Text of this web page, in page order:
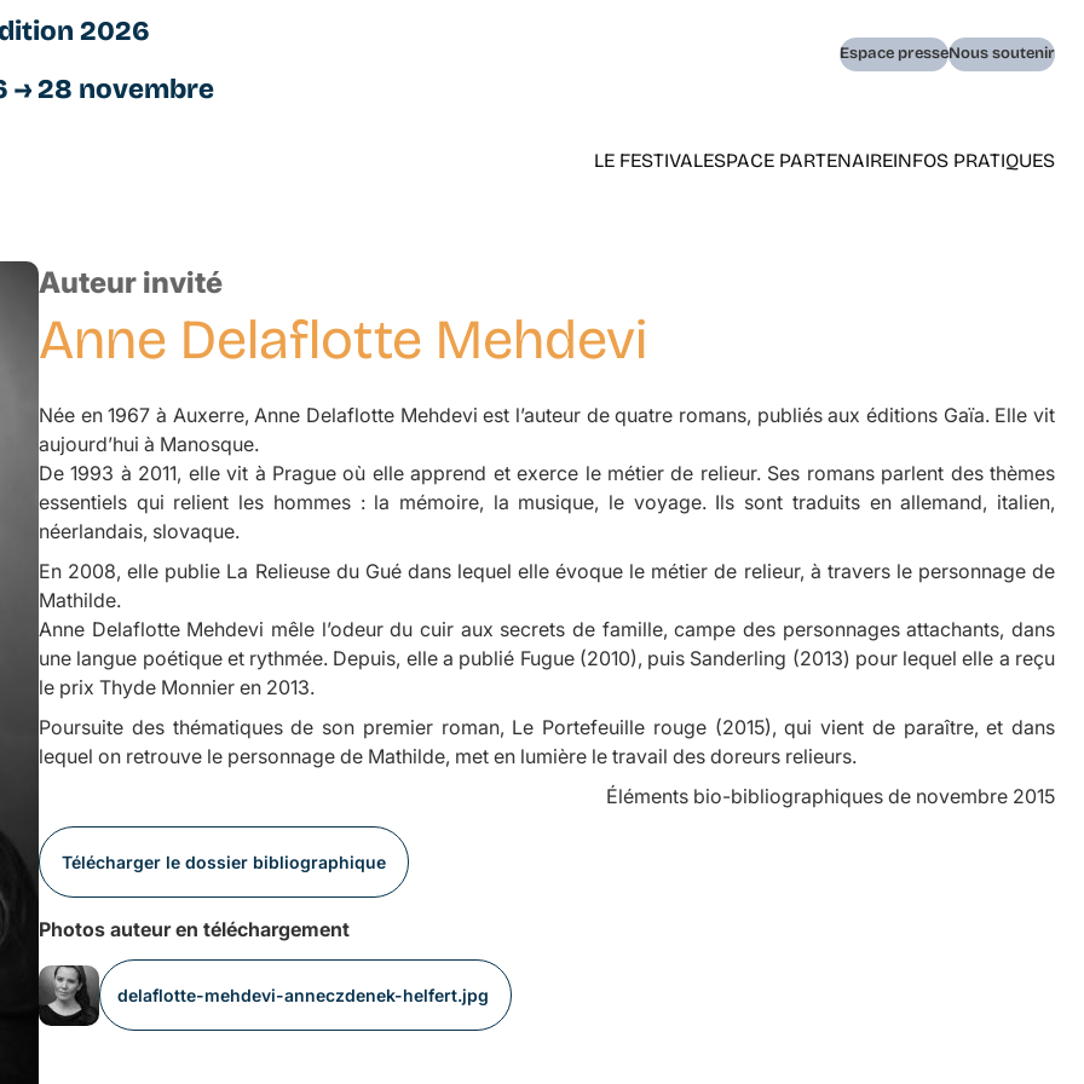
2026
→ 28 novembre
Navigation
LE FESTIVALESPACE PARTENAIREINFOS PRATIQUES
Navigation
Espace presseNous soutenir
Auteur invité
Anne Delaflotte Mehdevi
Née en 1967 à Auxerre, Anne Delaflotte Mehdevi est l’auteur de quatre romans, publiés aux éditions Gaïa. Elle vit
aujourd’hui à Manosque.
De 1993 à 2011, elle vit à Prague où elle apprend et exerce le métier de relieur. Ses romans parlent des thèmes
essentiels qui relient les hommes : la mémoire, la musique, le voyage. Ils sont traduits en allemand, italien,
néerlandais, slovaque.
En 2008, elle publie La Relieuse du Gué dans lequel elle évoque le métier de relieur, à travers le personnage de
Mathilde.
Anne Delaflotte Mehdevi mêle l’odeur du cuir aux secrets de famille, campe des personnages attachants, dans
une langue poétique et rythmée. Depuis, elle a publié Fugue (2010), puis Sanderling (2013) pour lequel elle a reçu
le prix Thyde Monnier en 2013.
Poursuite des thématiques de son premier roman, Le Portefeuille rouge (2015), qui vient de paraître, et dans
lequel on retrouve le personnage de Mathilde, met en lumière le travail des doreurs relieurs.
Éléments bio-bibliographiques de novembre 2015
Télécharger le dossier bibliographique
Photos auteur en téléchargement
delaflotte-mehdevi-anneczdenek-helfert.jpg